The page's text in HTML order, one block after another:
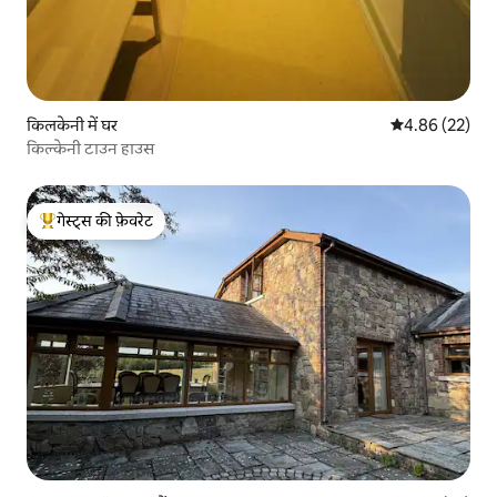
किलकेनी में घर औसत रेटिंग 5 में
4.86 (22)
किल्केनी टाउन हाउस
गेस्ट्स का टॉप फ़ेवरेट
गेस्ट्स की फ़ेवरेट